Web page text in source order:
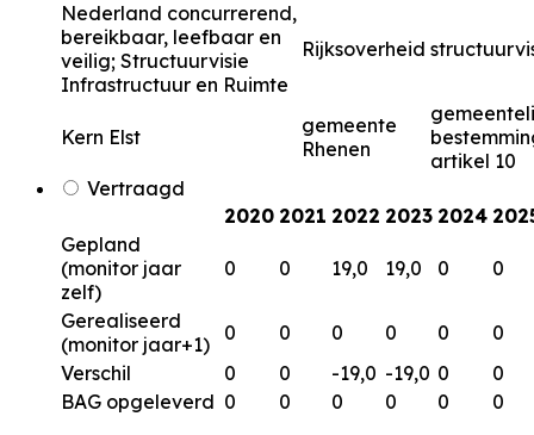
Nederland concurrerend,
bereikbaar, leefbaar en
veilig; Structuurvisie
Infrastructuur en Ruimte
Rijksoverheid
Kern Elst
gemeente
Rhenen
artikel 10
Vertraagd
2020 2021 2022 2023 2024
Gepland
(monitor jaar
zelf)
0 0 19,0 19,0 0 0
Gerealiseerd
(monitor jaar+1)
0 0 0 0 0
0
Verschil
0 0 -19,0 -19,0 0
0
BAG opgeleverd 0 0 0 0 0
0